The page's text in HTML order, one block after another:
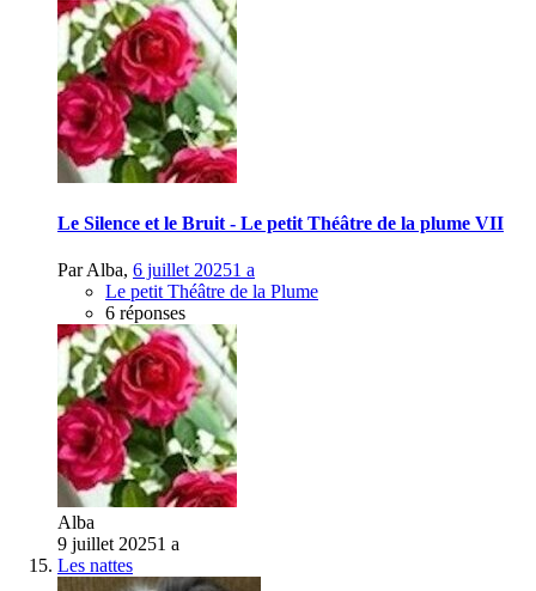
Le Silence et le Bruit - Le petit Théâtre de la plume VII
ParAlba, 6 juillet 20251 a
Le petit Théâtre de la Plume
6 réponses
Alba
9 juillet 20251 a
Les nattes